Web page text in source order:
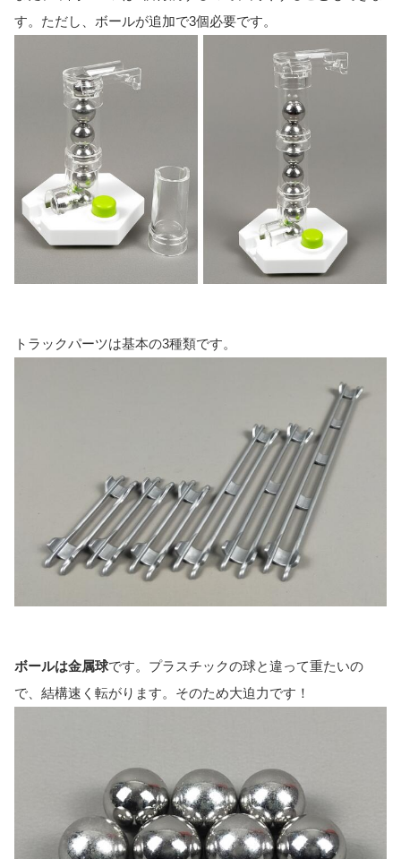
す。ただし、ボールが追加で3個必要です。
トラックパーツは基本の3種類です。
ボールは金属球です。プラスチックの球と違って重たいの
で、結構速く転がります。そのため大迫力です！